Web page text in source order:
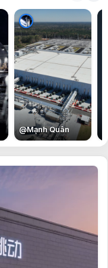
@Mạnh Quân